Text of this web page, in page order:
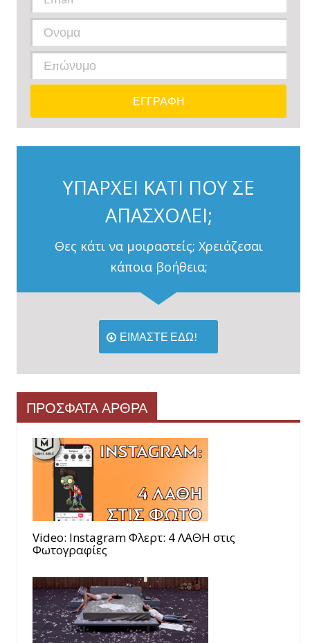
ΥΠΑΡΧΕΙ ΚΑΤΙ ΠΟΥ ΣΕ
ΑΠΑΣΧΟΛΕΙ;
Θες κάτι να μοιραστείς; Χρειάζεσαι
κάποια βοήθεια;
ΕΙΜΑΣΤΕ ΕΔΩ!
ΠΡΟΣΦΑΤΑ ΑΡΘΡΑ
Video: Instagram Φλερτ: 4 ΛΑΘΗ στις
Φωτογραφίες